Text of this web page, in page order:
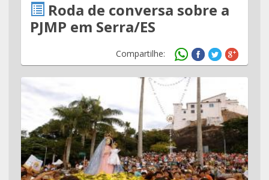
Roda de conversa sobre a
PJMP em Serra/ES
Compartilhe: